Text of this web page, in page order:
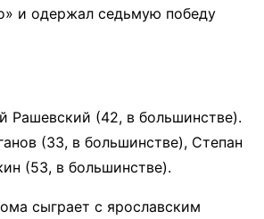
и одержал седьмую победу
Рашевский (42, в большинстве).
(33, в большинстве), Степан
(53, в большинстве).
сыграет с ярославским